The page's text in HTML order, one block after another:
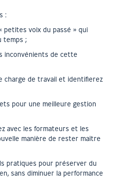
:
petites voix du passé » qui
temps ;
inconvénients de cette
charge de travail et identifierez
pour une meilleure gestion
avec les formateurs et les
manière de rester maître
pratiques pour préserver du
sans diminuer la performance